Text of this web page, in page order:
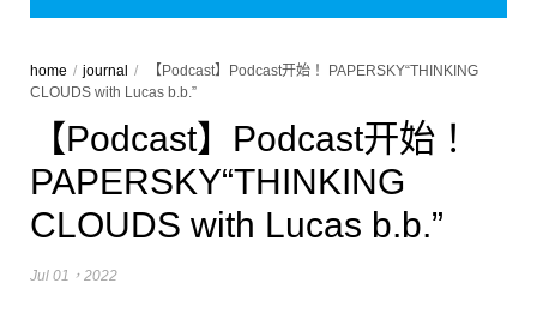
home / journal /
【Podcast】Podcast开始！ PAPERSKY“THINKING
CLOUDS with Lucas b.b.”
【Podcast】Podcast开始！
PAPERSKY“THINKING
CLOUDS with Lucas b.b.”
Jul 01，2022